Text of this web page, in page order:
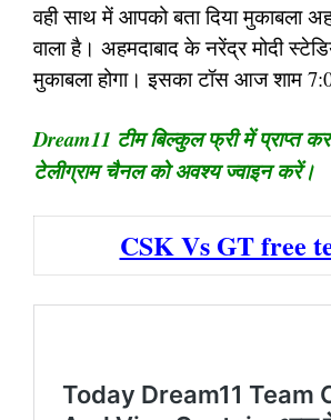
वही साथ में आपको बता दिया मुकाबला
वाला है। अहमदाबाद के नरेंद्र मोदी
मुकाबला होगा। इसका टॉस आज शाम
Dream11 टीम बिल्कुल फ्री में प्राप्त
टेलीग्राम चैनल को अवश्य ज्वाइन करें।
CSK Vs GT free